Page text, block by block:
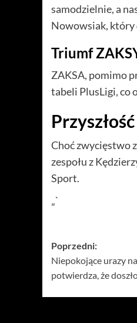
samodzielnie, a
Nowowsiak, który
Triumf
ZAKSA, pomimo
tabeli PlusLigi, co
Choć zwycięstwo
zespołu z
Sport.
„`
Zobacz
wpisy
Poprzedni:
Niepokojące urazy
potwierdza, że